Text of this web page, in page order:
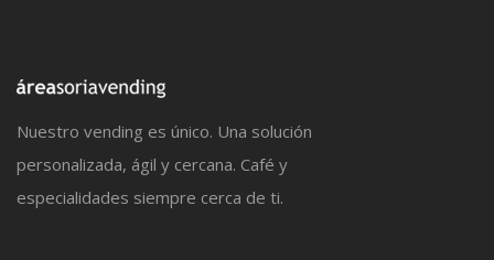
Nuestro vending es único. Una solución
personalizada, ágil y cercana. Café y
especialidades siempre cerca de ti.